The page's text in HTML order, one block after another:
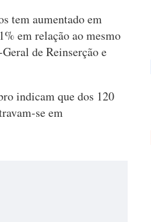
tem aumentado em
em relação ao mesmo
de Reinserção e
indicam que dos 120
se em